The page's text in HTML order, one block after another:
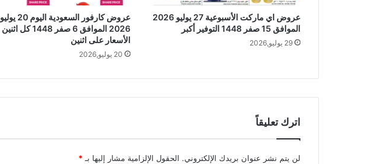
عروض اي ماركت الأسبوعية 27 يوليو 2026
الموافق 15 صفر 1448 التوفير أكبر
29 يوليو,2026
عروض كارفور السعودية اليوم 20 يوليو
2026 الموافق 6 صفر 1448 كل اثنين
الأسعار على اثنين
20 يوليو,2026
اترك تعليقاً
لن يتم نشر عنوان بريدك الإلكتروني. الحقول الإلزامية مشار إليها بـ *